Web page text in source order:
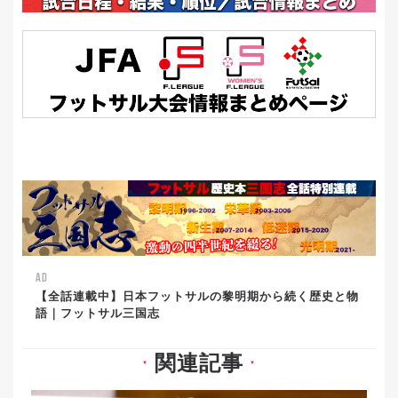
AD
【全話連載中】日本フットサルの黎明期から続く歴史と物
語｜フットサル三国志
▼ 関連記事 ▼